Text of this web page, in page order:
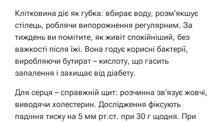
Клітковина діє як губка: вбирає воду, розм’якшує
стілець, роблячи випорожнення регулярним. За
тиждень ви помітите, як живіт спокійніший, без
важкості після їжі. Вона годує корисні бактерії,
виробляючи бутират – кислоту, що гасить
запалення і захищає від діабету.
Для серця – справжній щит: розчинна зв’язує жовчі,
виводячи холестерин. Дослідження фіксують
падіння тиску на 5 мм рт.ст. при 30 г щодня. При